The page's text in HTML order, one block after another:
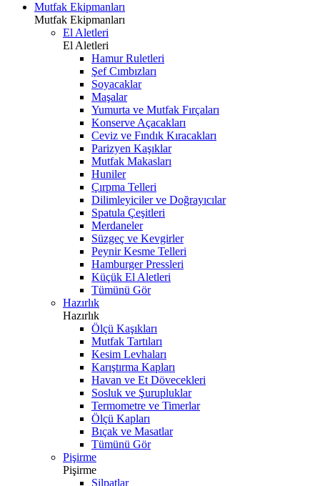
Mutfak Ekipmanları
Mutfak Ekipmanları
El Aletleri
El Aletleri
Hamur Ruletleri
Şef Cımbızları
Soyacaklar
Maşalar
Yumurta ve Mutfak Fırçaları
Konserve Açacakları
Ceviz ve Fındık Kıracakları
Parizyen Kaşıklar
Mutfak Makasları
Huniler
Çırpma Telleri
Dilimleyiciler ve Doğrayıcılar
Spatula Çeşitleri
Merdaneler
Süzgeç ve Kevgirler
Peynir Kesme Telleri
Hamburger Pressleri
Küçük El Aletleri
Tümünü Gör
Hazırlık
Hazırlık
Ölçü Kaşıkları
Mutfak Tartıları
Kesim Levhaları
Karıştırma Kapları
Havan ve Et Dövecekleri
Sosluk ve Şurupluklar
Termometre ve Timerlar
Ölçü Kapları
Bıçak ve Masatlar
Tümünü Gör
Pişirme
Pişirme
Silpatlar